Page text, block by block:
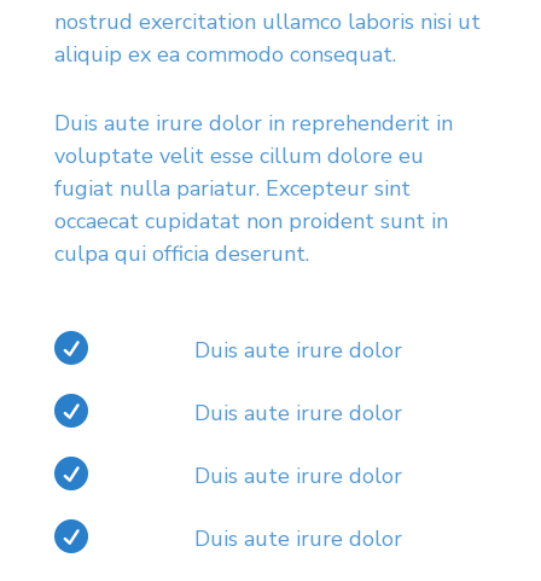
nostrud exercitation ullamco laboris nisi ut
aliquip ex ea commodo consequat.
Duis aute irure dolor in reprehenderit in
voluptate velit esse cillum dolore eu
fugiat nulla pariatur. Excepteur sint
occaecat cupidatat non proident sunt in
culpa qui officia deserunt.
 Duis aute irure dolor
 Duis aute irure dolor
 Duis aute irure dolor
 Duis aute irure dolor